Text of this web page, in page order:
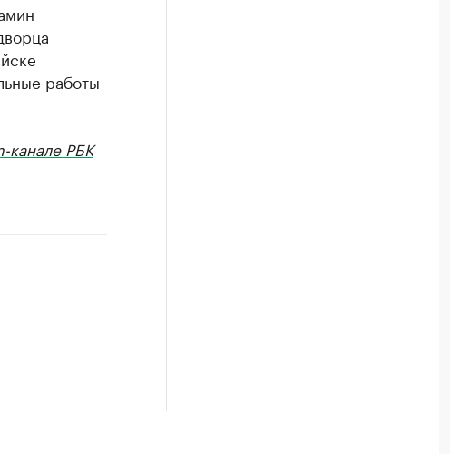
работы
канале РБК